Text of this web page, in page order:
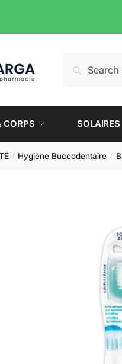
pour :
CORPS SOLAIRES
/ Hygiène Buccodentaire /